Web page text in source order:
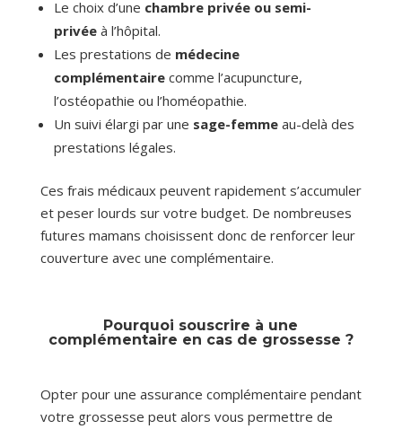
Le choix d’une chambre privée ou semi-
privéeà l’hôpital.
Les prestations de médecine
complémentairecomme l’acupuncture,
l’ostéopathie ou l’homéopathie.
Un suivi élargi par une sage-femmeau-delà des
prestations légales.
Ces frais médicaux peuvent rapidement s’accumuler
et peser lourds sur votre budget. De nombreuses
futures mamans choisissent donc de renforcer leur
couverture avec une complémentaire.
Pourquoi souscrire à une
complémentaire en cas de grossesse ?
Opter pour une assurance complémentaire pendant
votre grossesse peut alors vous permettre de